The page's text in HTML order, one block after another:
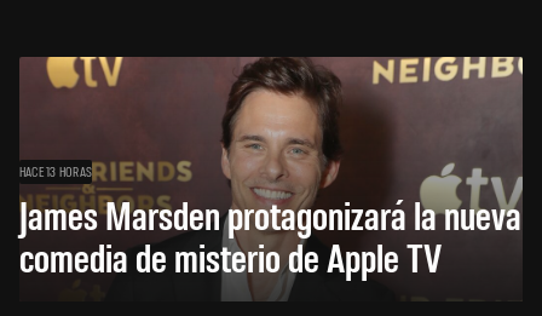
HACE 13 HORAS
James Marsden protagonizará la nueva
comedia de misterio de Apple TV